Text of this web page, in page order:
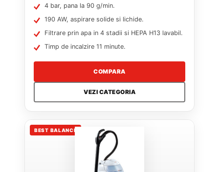
4 bar, pana la 90 g/min.
190 AW, aspirare solide si lichide.
Filtrare prin apa in 4 stadii si HEPA H13 lavabil.
Timp de incalzire 11 minute.
COMPARA
VEZI CATEGORIA
BEST BALANCE